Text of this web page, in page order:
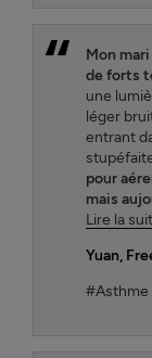
Mon
de forts
une
léger
entrant
pour
mais
Lire la
Yuan,
#Asthme